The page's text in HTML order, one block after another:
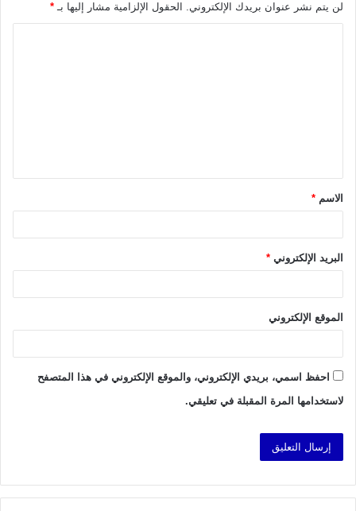
لن يتم نشر عنوان بريدك الإلكتروني. الحقول الإلزامية مشار إليها بـ *
ق
*الاسم *
البريد الإلكتروني *
الموقع الإلكتروني
احفظ اسمي، بريدي الإلكتروني، والموقع الإلكتروني في هذا المتصفح
لاستخدامها المرة المقبلة في تعليقي.